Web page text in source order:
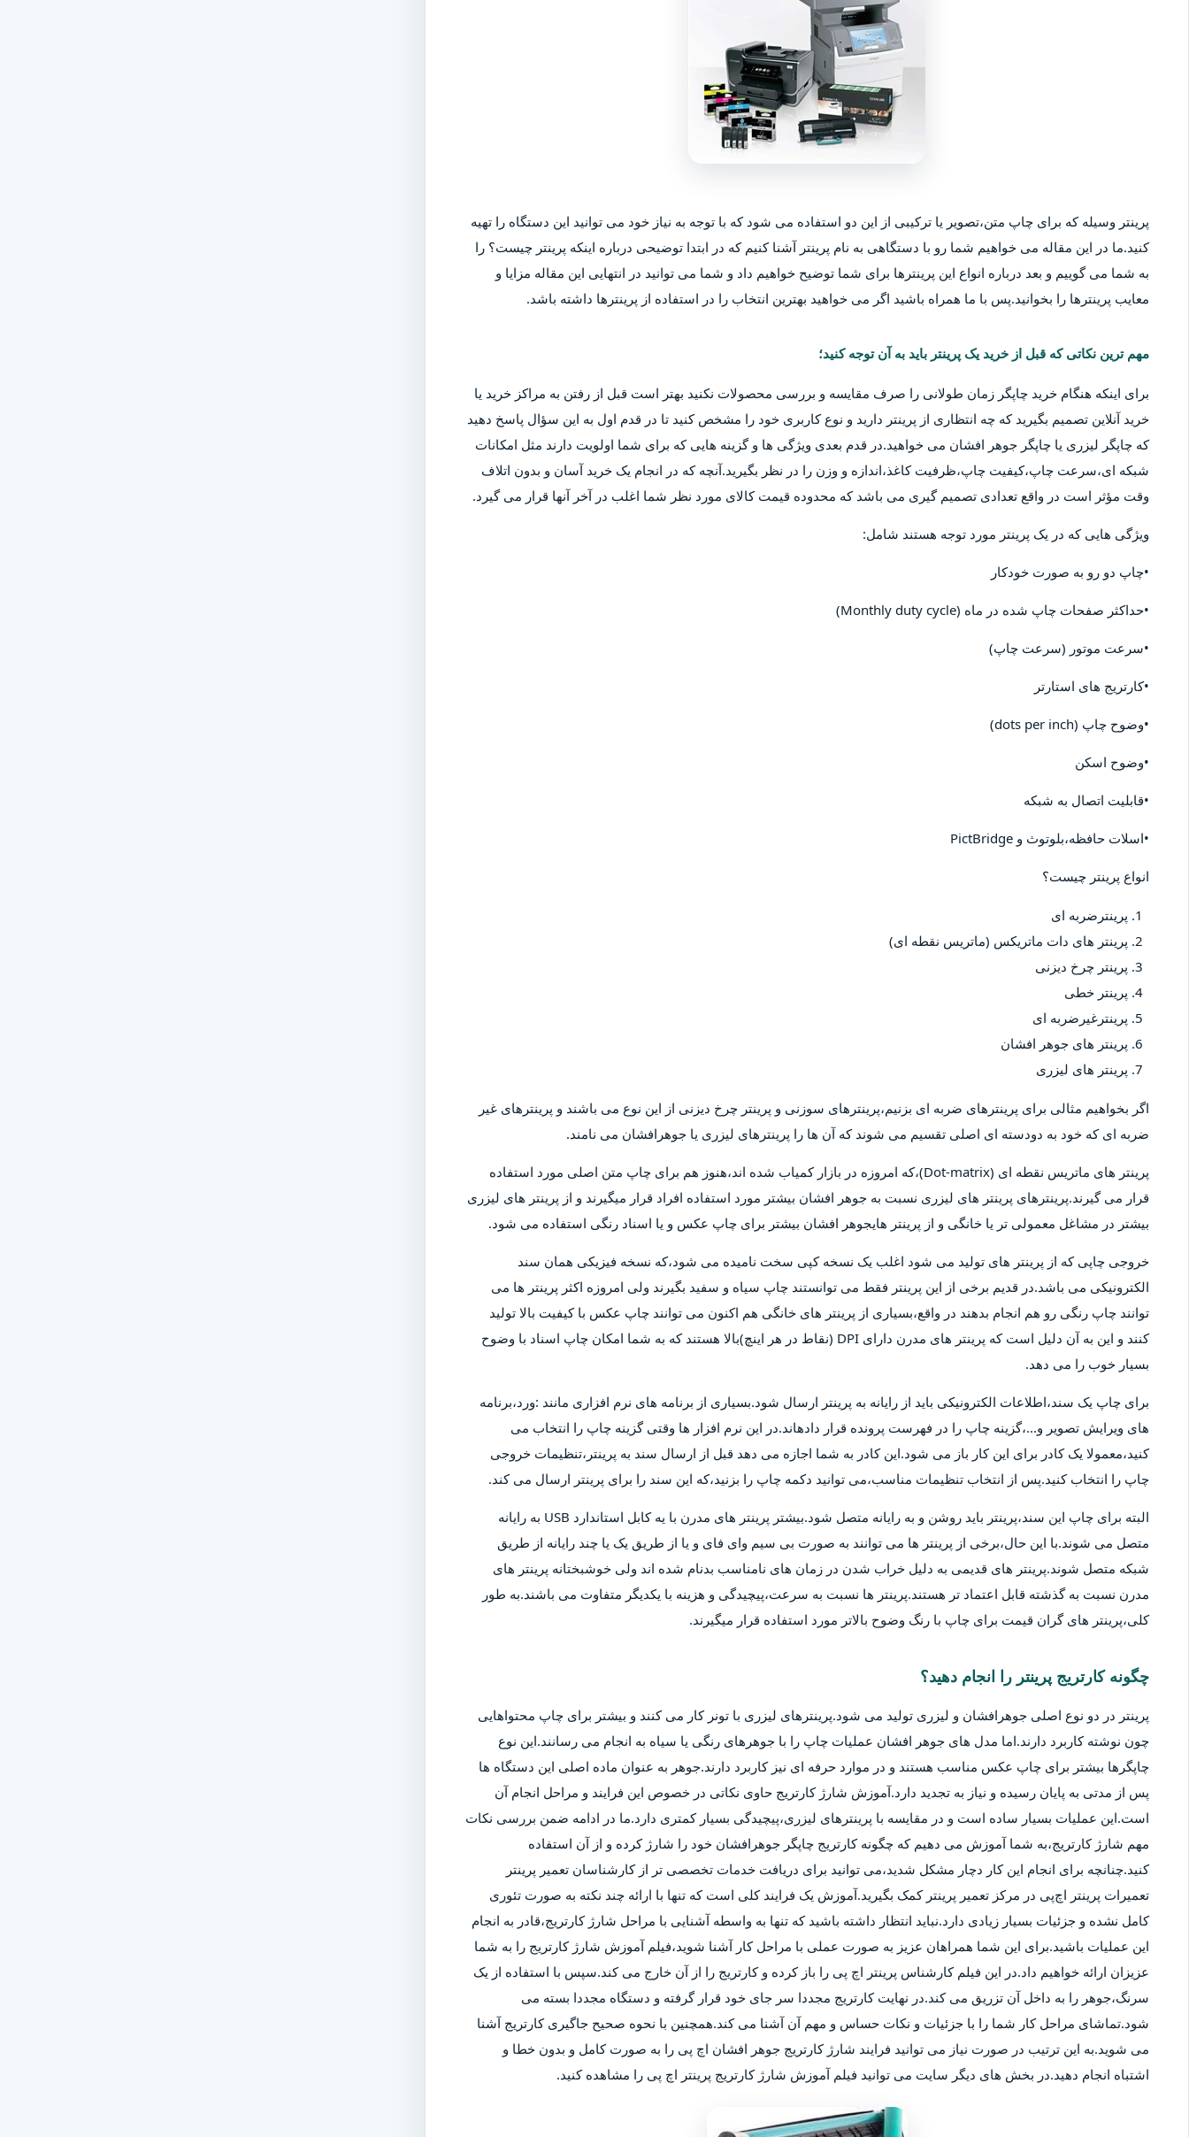
پرینتر وسیله که برای چاپ متن،تصویر یا ترکیبی از این دو استفاده می شود که با توجه به نیاز خود می توانید این دستگاه را تهیه
کنید.ما در این مقاله می خواهیم شما رو با دستگاهی به نام پرینتر آشنا کنیم که در ابتدا توضیحی درباره اینکه پرینتر چیست؟ را
به شما می گوییم و بعد درباره انواع این پرینترها برای شما توضیح خواهیم داد و شما می توانید در انتهایی این مقاله مزایا و
معایب پرینترها را بخوانید.پس با ما همراه باشید اگر می خواهید بهترین انتخاب را در استفاده از پرینترها داشته باشد.
مهم ترین نکاتی که قبل از خرید یک پرینتر باید به آن توجه کنید؛
برای اینکه هنگام خرید چاپگر زمان طولانی را صرف مقایسه و بررسی محصولات نکنید بهتر است قبل از رفتن به مراکز خرید یا
خرید آنلاین تصمیم بگیرید که چه انتظاری از پرینتر دارید و نوع کاربری خود را مشخص کنید تا در قدم اول به این سؤال پاسخ دهید
که چاپگر لیزری یا چاپگر جوهر افشان می خواهید.در قدم بعدی ویژگی ها و گزینه هایی که برای شما اولویت دارند مثل امکانات
شبکه ای،سرعت چاپ،کیفیت چاپ،ظرفیت کاغذ،اندازه و وزن را در نظر بگیرید.آنچه که در انجام یک خرید آسان و بدون اتلاف
وقت مؤثر است در واقع تعدادی تصمیم گیری می باشد که محدوده قیمت کالای مورد نظر شما اغلب در آخر آنها قرار می گیرد.
ویژگی هایی که در یک پرینتر مورد توجه هستند شامل:
•چاپ دو رو به صورت خودکار
•حداکثر صفحات چاپ شده در ماه (Monthly duty cycle)
•سرعت موتور (سرعت چاپ)
•کارتریج های استارتر
•وضوح چاپ (dots per inch)
•وضوح اسکن
•قابلیت اتصال به شبکه
•اسلات حافظه،بلوتوث و PictBridge
انواع پرینتر چیست؟
پرینترضربه ای
پرینتر های دات ماتریکس (ماتریس نقطه ای)
پرینتر چرخ دیزنی
پرینتر خطی
پرینترغیرضربه ای
پرینتر های جوهر افشان
پرینتر های لیزری
اگر بخواهیم مثالی برای پرینترهای ضربه ای بزنیم،پرینترهای سوزنی و پرینتر چرخ دیزنی از این نوع می باشند و پرینترهای غیر
ضربه ای که خود به دودسته ای اصلی تقسیم می شوند که آن ها را پرینترهای لیزری یا جوهرافشان می نامند.
پرینتر های ماتریس نقطه ای (Dot-matrix)،که امروزه در بازار کمیاب شده اند،هنوز هم برای چاپ متن اصلی مورد استفاده
قرار می گیرند.پرینترهای پرینتر های لیزری نسبت به جوهر افشان بیشتر مورد استفاده افراد قرار میگیرند و از پرینتر های لیزری
بیشتر در مشاغل معمولی تر یا خانگی و از پرینتر هایجوهر افشان بیشتر برای چاپ عکس و یا اسناد رنگی استفاده می شود.
خروجی چاپی که از پرینتر های تولید می شود اغلب یک نسخه کپی سخت نامیده می شود،که نسخه فیزیکی همان سند
الکترونیکی می باشد.در قدیم برخی از این پرینتر فقط می توانستند چاپ سیاه و سفید بگیرند ولی امروزه اکثر پرینتر ها می
توانند چاپ رنگی رو هم انجام بدهند در واقع،بسیاری از پرینتر های خانگی هم اکنون می توانند چاپ عکس با کیفیت بالا تولید
کنند و این به آن دلیل است که پرینتر های مدرن دارای DPI (نقاط در هر اینچ)بالا هستند که به شما امکان چاپ اسناد با وضوح
بسیار خوب را می دهد.
برای چاپ یک سند،اطلاعات الکترونیکی باید از رایانه به پرینتر ارسال شود.بسیاری از برنامه های نرم افزاری مانند :ورد،برنامه
های ویرایش تصویر و...،گزینه چاپ را در فهرست پرونده قرار دادهاند.در این نرم افزار ها وقتی گزینه چاپ را انتخاب می
کنید،معمولا یک کادر برای این کار باز می شود.این کادر به شما اجازه می دهد قبل از ارسال سند به پرینتر،تنظیمات خروجی
چاپ را انتخاب کنید.پس از انتخاب تنظیمات مناسب،می توانید دکمه چاپ را بزنید،که این سند را برای پرینتر ارسال می کند.
البته برای چاپ این سند،پرینتر باید روشن و به رایانه متصل شود.بیشتر پرینتر های مدرن با یه کابل استاندارد USB به رایانه
متصل می شوند.با این حال،برخی از پرینتر ها می توانند به صورت بی سیم وای فای و یا از طریق یک یا چند رایانه از طریق
شبکه متصل شوند.پرینتر های قدیمی به دلیل خراب شدن در زمان های نامناسب بدنام شده اند ولی خوشبختانه پرینتر های
مدرن نسبت به گذشته قابل اعتماد تر هستند.پرینتر ها نسبت به سرعت،پیچیدگی و هزینه با یکدیگر متفاوت می باشند.به طور
کلی،پرینتر های گران قیمت برای چاپ با رنگ وضوح بالاتر مورد استفاده قرار میگیرند.
چگونه کارتریج پرینتر را انجام دهید؟
پرینتر در دو نوع اصلی جوهرافشان و لیزری تولید می شود.پرینترهای لیزری با تونر کار می کنند و بیشتر برای چاپ محتواهایی
چون نوشته کاربرد دارند.اما مدل های جوهر افشان عملیات چاپ را با جوهرهای رنگی یا سیاه به انجام می رسانند.این نوع
چاپگرها بیشتر برای چاپ عکس مناسب هستند و در موارد حرفه ای نیز کاربرد دارند.جوهر به عنوان ماده اصلی این دستگاه ها
پس از مدتی به پایان رسیده و نیاز به تجدید دارد.آموزش شارژ کارتریج حاوی نکاتی در خصوص این فرایند و مراحل انجام آن
است.این عملیات بسیار ساده است و در مقایسه با پرینترهای لیزری،پیچیدگی بسیار کمتری دارد.ما در ادامه ضمن بررسی نکات
مهم شارژ کارتریج،به شما آموزش می دهیم که چگونه کارتریج چاپگر جوهرافشان خود را شارژ کرده و از آن استفاده
کنید.چنانچه برای انجام این کار دچار مشکل شدید،می توانید برای دریافت خدمات تخصصی تر از کارشناسان تعمیر پرینتر
تعمیرات پرینتر اچ‌پی در مرکز تعمیر پرینتر کمک بگیرید.آموزش یک فرایند کلی است که تنها با ارائه چند نکته به صورت تئوری
کامل نشده و جزئیات بسیار زیادی دارد.نباید انتظار داشته باشید که تنها به واسطه آشنایی با مراحل شارژ کارتریج،قادر به انجام
این عملیات باشید.برای این شما همراهان عزیز به صورت عملی با مراحل کار آشنا شوید،فیلم آموزش شارژ کارتریج را به شما
عزیزان ارائه خواهیم داد.در این فیلم کارشناس پرینتر اچ پی را باز کرده و کارتریج را از آن خارج می کند.سپس با استفاده از یک
سرنگ،جوهر را به داخل آن تزریق می کند.در نهایت کارتریج مجددا سر جای خود قرار گرفته و دستگاه مجددا بسته می
شود.تماشای مراحل کار شما را با جزئیات و نکات حساس و مهم آن آشنا می کند.همچنین با نحوه صحیح جاگیری کارتریج آشنا
می شوید.به این ترتیب در صورت نیاز می توانید فرایند شارژ کارتریج جوهر افشان اچ پی را به صورت کامل و بدون خطا و
اشتباه انجام دهید.در بخش های دیگر سایت می توانید فیلم آموزش شارژ کارتریج پرینتر اچ پی را مشاهده کنید.